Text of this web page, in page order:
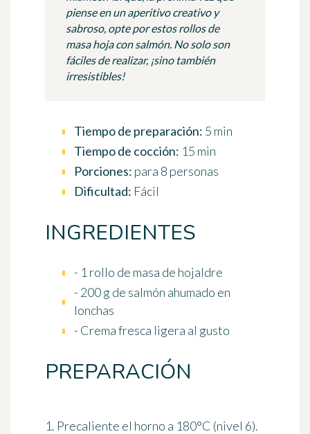
piense en un aperitivo creativo y
sabroso, opte por estos rollos de
masa hoja con salmón. No solo son
fáciles de realizar, ¡sino también
irresistibles!
Tiempo de preparación: 5 min
Tiempo de cocción: 15 min
Porciones: para 8 personas
Dificultad: Fácil
INGREDIENTES
- 1 rollo de masa de hojaldre
- 200 g de salmón ahumado en
lonchas
- Crema fresca ligera al gusto
PREPARACIÓN
1. Precaliente el horno a 180°C (nivel 6).